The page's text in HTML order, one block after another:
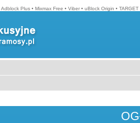
Adblock Plus • Mixmax Free • Viber • uBlock Origin •